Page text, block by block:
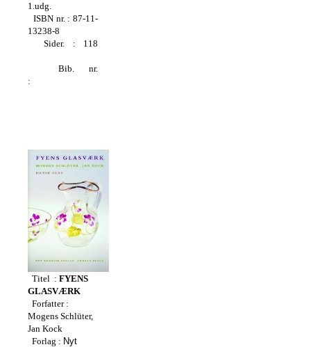
1.udg.
ISBN nr. : 87-11-
13238-8
Sider. : 118
Bib. nr.
:
Titel : FYENS
GLASVÆRK
Forfatter :
Mogens Schlüter,
Jan Kock
Forlag : Nyt